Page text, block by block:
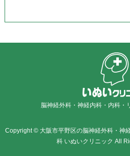
脳神経外科・神経内科・内科・
Copyright © 大阪市平野区の脳神経外科・神
科 いぬいクリニック All